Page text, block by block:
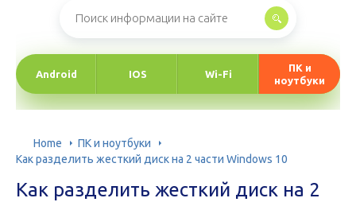
Android IOS Wi-Fi
ПК и
ноутбуки
Home
ПК и ноутбуки
Как разделить жесткий диск на 2 части Windows 10
Как разделить жесткий диск на 2